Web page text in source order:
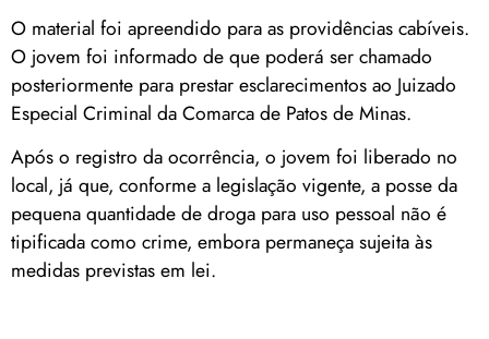
O material foi apreendido para as providências cabíveis.
O jovem foi informado de que poderá ser chamado
posteriormente para prestar esclarecimentos ao Juizado
Especial Criminal da Comarca de Patos de Minas.
Após o registro da ocorrência, o jovem foi liberado no
local, já que, conforme a legislação vigente, a posse da
pequena quantidade de droga para uso pessoal não é
tipificada como crime, embora permaneça sujeita às
medidas previstas em lei.